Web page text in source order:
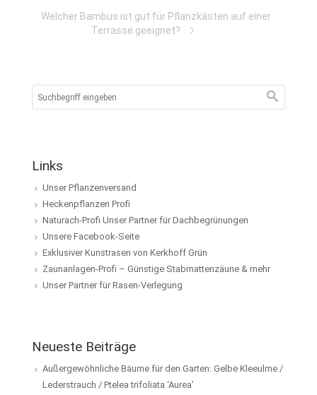
Welcher Bambus ist gut für Pflanzkästen auf einer
Terrasse geeignet?
Links
Unser Pflanzenversand
Heckenpflanzen Profi
Naturach-Profi Unser Partner für Dachbegrünungen
Unsere Facebook-Seite
Exklusiver Kunstrasen von Kerkhoff Grün
Zaunanlagen-Profi – Günstige Stabmattenzäune & mehr
Unser Partner für Rasen-Verlegung
Neueste Beiträge
Außergewöhnliche Bäume für den Garten: Gelbe Kleeulme /
Lederstrauch / Ptelea trifoliata ‘Aurea’